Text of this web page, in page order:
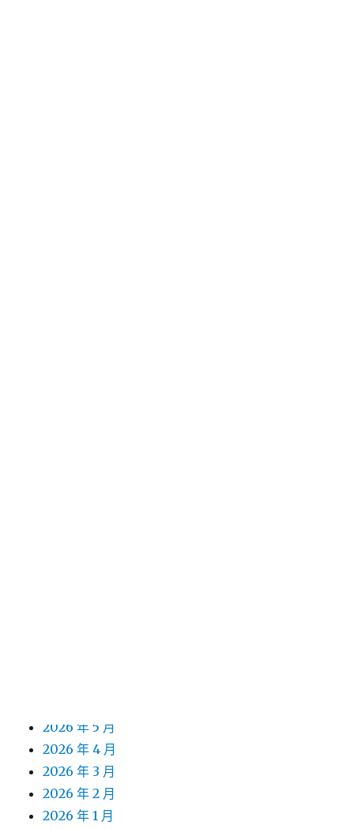
2026 年 5 月
2026 年 4 月
2026 年 3 月
2026 年 2 月
2026 年 1 月